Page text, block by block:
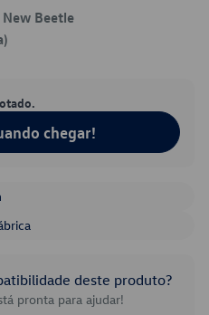
Beetle
chegar!
deste produto?
pronta para ajudar!